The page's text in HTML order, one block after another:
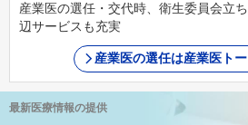
産業医の選任・交代時、衛生委員会立
辺サービスも充実
産業医の選任は産業医ト
最新医療情報の提供